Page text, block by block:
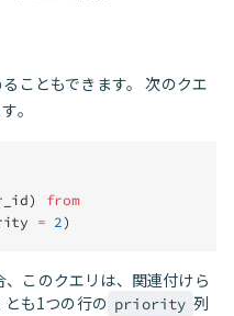
こともできます。 次のクエ
。
from
= 2)
このクエリは、関連付けら
も1つの行の priority 列